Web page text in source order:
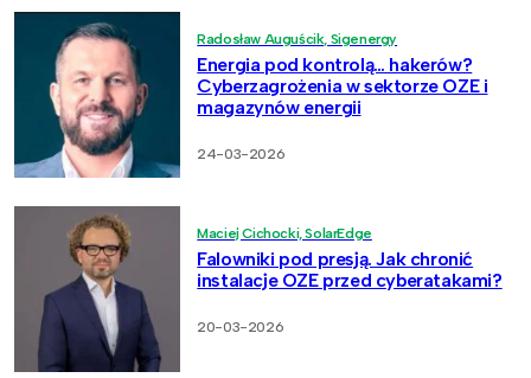
Radosław Auguścik, Sigenergy
Energia pod kontrolą… hakerów?
Cyberzagrożenia w sektorze OZE i
magazynów energii
24-03-2026
Maciej Cichocki, SolarEdge
Falowniki pod presją. Jak chronić
instalacje OZE przed cyberatakami?
20-03-2026